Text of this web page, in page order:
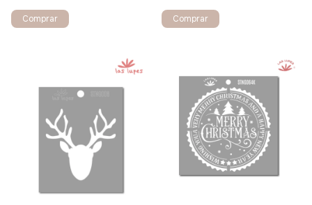
Comprar Comprar